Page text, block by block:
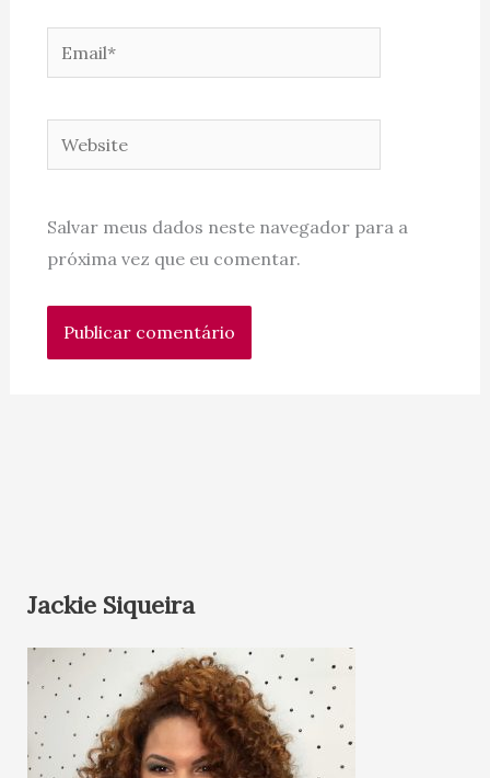
Email*
Website
Salvar meus dados neste navegador para a
próxima vez que eu comentar.
Jackie Siqueira